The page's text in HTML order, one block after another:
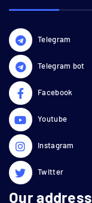
Telegram
Telegram bot
Facebook
Youtube
Instagram
Twitter
Our address